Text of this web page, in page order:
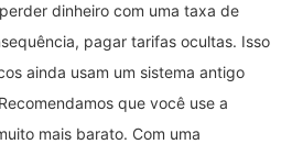
dinheiro com uma taxa de
pagar tarifas ocultas. Isso
ainda usam um sistema antigo
que você use a
mais barato. Com uma